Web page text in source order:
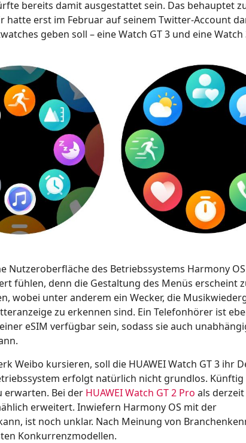
bereits damit ausgestattet sein. Das behauptet
hatte erst im Februar auf seinem Twitter-Account
geben soll – eine Watch GT 3 und eine Watch
Nutzeroberfläche des Betriebssystems Harmony
fühlen, denn die Gestaltung des Menüs erscheint
wobei unter anderem ein Wecker, die
zu erkennen sind. Ein Telefonhörer ist
eSIM verfügbar sein, sodass sie auch
Weibo kursieren, soll die HUAWEI Watch GT 3 ihr
erfolgt natürlich nicht grundlos. Künftig
Bei der HUAWEI Watch GT 2 Pro als derzeit
erweitert. Inwiefern Harmony OS mit der
ist noch unklar. Nach Meinung von
Konkurrenzmodellen.